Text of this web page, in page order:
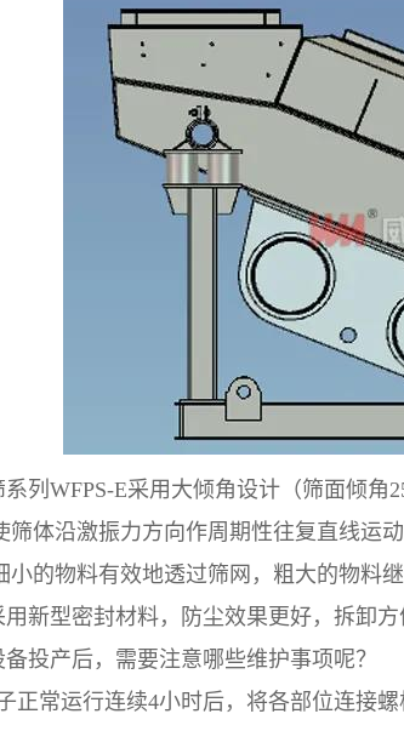
系列WFPS-E采用大倾角设计（筛面倾
筛体沿激振力方向作周期性往复直线运
小的物料有效地透过筛网，粗大的物料
新型密封材料，防尘效果更好，拆卸方
备投产后，需要注意哪些维护事项呢？
正常运行连续4小时后，将各部位连接